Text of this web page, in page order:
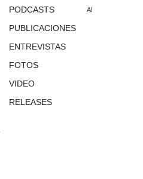
PODCASTS
PUBLICACIONES
ENTREVISTAS
FOTOS
VIDEO
RELEASES
Al